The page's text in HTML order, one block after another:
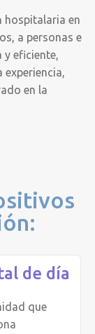
hospitalaria en
a personas e
eficiente,
en la
de día
que